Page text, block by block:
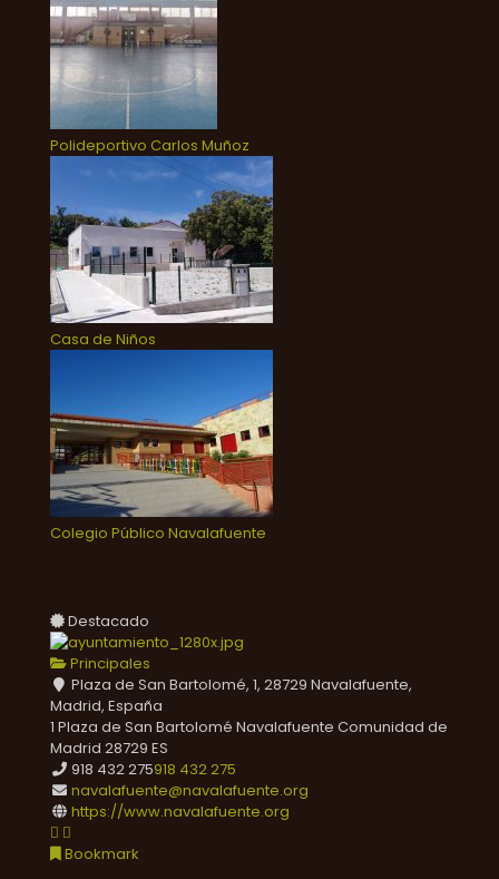
Polideportivo Carlos Muñoz
Casa de Niños
Colegio Público Navalafuente
Destacado
Principales
Plaza de San Bartolomé, 1, 28729 Navalafuente,
Madrid, España
1 Plaza de San Bartolomé Navalafuente Comunidad de
Madrid 28729 ES
918 432 275918 432 275
navalafuente@navalafuente.org
https://www.navalafuente.org
Bookmark